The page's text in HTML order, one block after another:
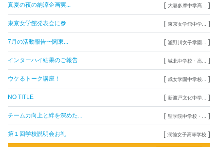
真夏の夜の納涼企画実... [ 大妻多摩中学高... ]
東京女学館発表会に参... [ 東京女学館中学... ]
7月の活動報告〜関東... [ 瀧野川女子学園... ]
インターハイ結果のご報告 [ 城北中学校・高... ]
ウケるトーク講座！ [ 成女学園中学校... ]
NO TITLE [ 新渡戸文化中学... ]
チーム力向上と絆を深めた... [ 聖学院中学校・... ]
第１回学校説明会お礼 [ 潤徳女子高等学校 ]